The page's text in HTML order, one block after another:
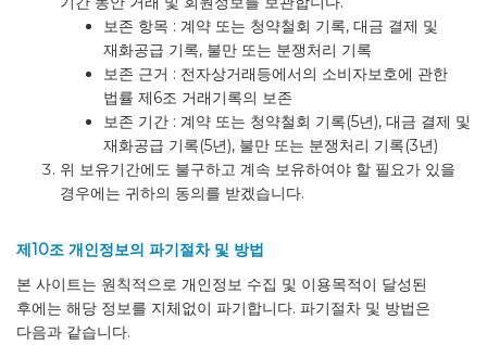
보존 항목 : 계약 또는 청약철회 기록, 대금 결제 및
재화공급 기록, 불만 또는 분쟁처리 기록
보존 근거 : 전자상거래등에서의 소비자보호에 관한
법률 제6조 거래기록의 보존
보존 기간 : 계약 또는 청약철회 기록(5년), 대금 결제 및
재화공급 기록(5년), 불만 또는 분쟁처리 기록(3년)
위 보유기간에도 불구하고 계속 보유하여야 할 필요가 있을
경우에는 귀하의 동의를 받겠습니다.
제10조 개인정보의 파기절차 및 방법
본 사이트는 원칙적으로 개인정보 수집 및 이용목적이 달성된
후에는 해당 정보를 지체없이 파기합니다. 파기절차 및 방법은
다음과 같습니다.